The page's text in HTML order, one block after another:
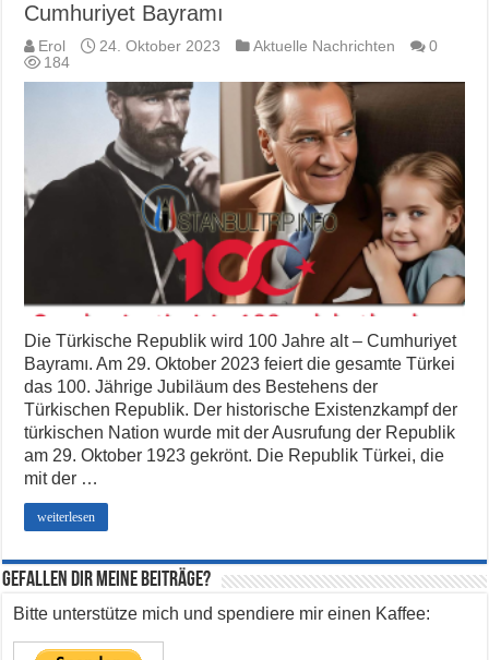
Cumhuriyet Bayramı
Erol 24. Oktober 2023 Aktuelle Nachrichten
0
184
Die Türkische Republik wird 100 Jahre alt – Cumhuriyet
Bayramı. Am 29. Oktober 2023 feiert die gesamte Türkei
das 100. Jährige Jubiläum des Bestehens der
Türkischen Republik. Der historische Existenzkampf der
türkischen Nation wurde mit der Ausrufung der Republik
am 29. Oktober 1923 gekrönt. Die Republik Türkei, die
mit der …
weiterlesen
Gefallen dir meine Beiträge?
Bitte unterstütze mich und spendiere mir einen Kaffee: